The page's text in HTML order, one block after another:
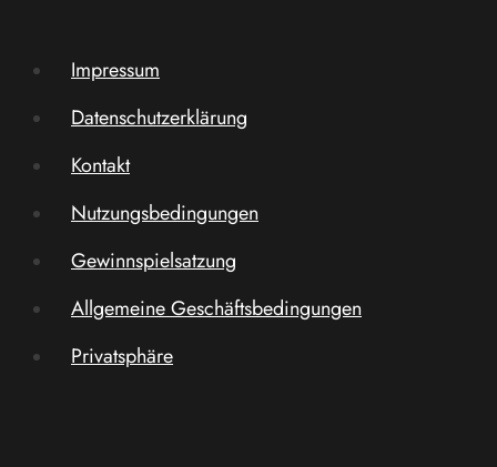
Impressum
Datenschutzerklärung
Kontakt
Nutzungsbedingungen
Gewinnspielsatzung
Allgemeine Geschäftsbedingungen
Privatsphäre